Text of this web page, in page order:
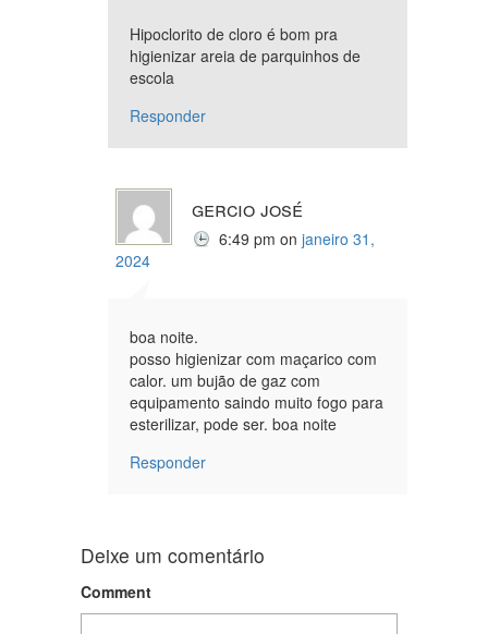
Hipoclorito de cloro é bom pra
higienizar areia de parquinhos de
escola
Responder
gercio josé
6:49 pm on janeiro 31,
2024
boa noite.
posso higienizar com maçarico com
calor. um bujão de gaz com
equipamento saindo muito fogo para
esterilizar, pode ser. boa noite
Responder
Deixe um comentário
Comment